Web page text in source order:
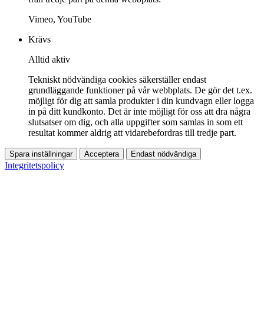
Vimeo, YouTube
Krävs
Alltid aktiv
Tekniskt nödvändiga cookies säkerställer endast
grundläggande funktioner på vår webbplats. De gör det t.ex.
möjligt för dig att samla produkter i din kundvagn eller logga
in på ditt kundkonto. Det är inte möjligt för oss att dra några
slutsatser om dig, och alla uppgifter som samlas in som ett
resultat kommer aldrig att vidarebefordras till tredje part.
Spara inställningar Acceptera Endast nödvändiga
Integritetspolicy